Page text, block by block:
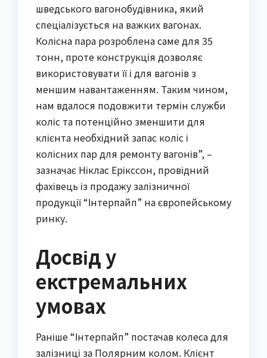
шведського вагонобудівника, який
спеціалізується на важких вагонах.
Колісна пара розроблена саме для 35
тонн, проте конструкція дозволяє
використовувати її і для вагонів з
меншим навантаженням. Таким чином,
нам вдалося подовжити термін служби
коліс та потенційно зменшити для
клієнта необхідний запас коліс і
колісних пар для ремонту вагонів”, –
зазначає Ніклас Ерікссон, провідний
фахівець із продажу залізничної
продукції “Інтерпайп” на європейському
ринку.
Досвід у
екстремальних
умовах
Раніше “Інтерпайп” постачав колеса для
залізниці за Полярним колом. Клієнт